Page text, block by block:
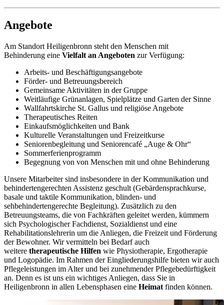
Angebote
Am Standort Heiligenbronn steht den Menschen mit
Behinderung eine Vielfalt an Angeboten zur Verfügung:
Arbeits- und Beschäftigungsangebote
Förder- und Betreuungsbereich
Gemeinsame Aktivitäten in der Gruppe
Weitläufige Grünanlagen, Spielplätze und Garten der Sinne
Wallfahrtskirche St. Gallus und religiöse Angebote
Therapeutisches Reiten
Einkaufsmöglichkeiten und Bank
Kulturelle Veranstaltungen und Freizeitkurse
Seniorenbegleitung und Seniorencafé „Auge & Ohr“
Sommerferienprogramm
Begegnung von von Menschen mit und ohne Behinderung
Unsere Mitarbeiter sind insbesondere in der Kommunikation und
behindertengerechten Assistenz geschult (Gebärdensprachkurse,
basale und taktile Kommunikation, blinden- und
sehbehindertengerechte Begleitung). Zusätzlich zu den
Betreuungsteams, die von Fachkräften geleitet werden, kümmern
sich Psychologischer Fachdienst, Sozialdienst und eine
Rehabilitationslehrerin um die Anliegen, die Freizeit und Förderung
der Bewohner. Wir vermitteln bei Bedarf auch
weitere therapeutische Hilfen wie Physiotherapie, Ergotherapie
und Logopädie. Im Rahmen der Eingliederungshilfe bieten wir auch
Pflegeleistungen im Alter und bei zunehmender Pflegebedürftigkeit
an. Denn es ist uns ein wichtiges Anliegen, dass Sie in
Heiligenbronn in allen Lebensphasen eine Heimat finden können.